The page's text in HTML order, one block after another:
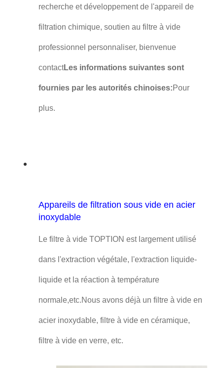
recherche et développement de l'appareil de
filtration chimique, soutien au filtre à vide
professionnel personnaliser, bienvenue
contactLes informations suivantes sont
fournies par les autorités chinoises:Pour
plus.
Appareils de filtration sous vide en acier
inoxydable
Le filtre à vide TOPTION est largement utilisé
dans l'extraction végétale, l'extraction liquide-
liquide et la réaction à température
normale,etc.Nous avons déjà un filtre à vide en
acier inoxydable, filtre à vide en céramique,
filtre à vide en verre, etc.